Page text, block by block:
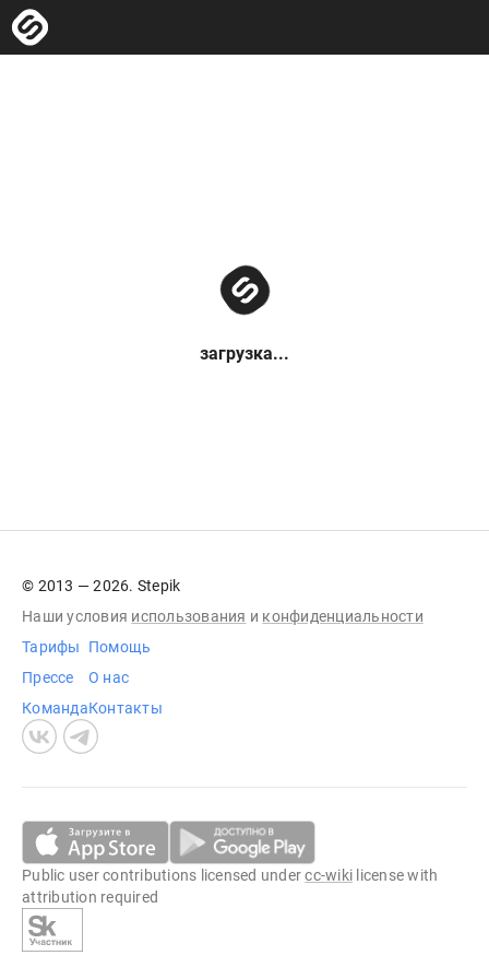
загрузка...
© 2013 — 2026. Stepik
Наши условия использования и конфиденциальности
Тарифы
Прессе
Команда
Помощь
О нас
Контакты
Public user contributions licensed undercc-wiki license with
attribution required